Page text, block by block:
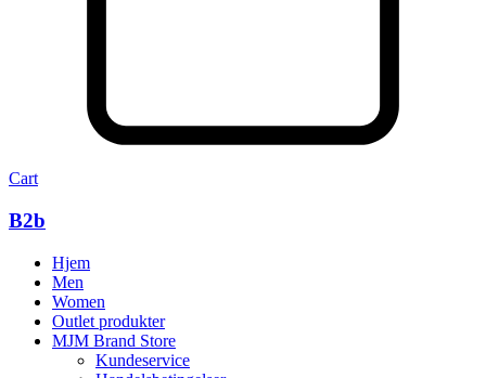
Cart
B2b
Hjem
Men
Women
Outlet produkter
MJM Brand Store
Kundeservice